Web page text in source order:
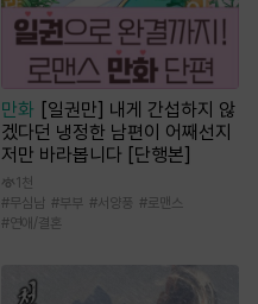
만화 [일권만] 내게 간섭하지 않
겠다던 냉정한 남편이 어째선지
저만 바라봅니다 [단행본]
1천
#무심남 #부부 #서양풍 #로맨스
#연애/결혼